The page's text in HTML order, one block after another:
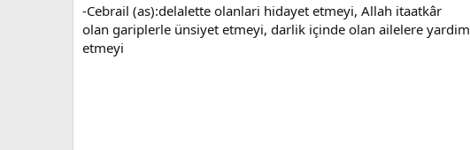
-Cebrail (as):delalette olanlari hidayet etmeyi, Allah itaatkâr
olan gariplerle ünsiyet etmeyi, darlik içinde olan ailelere yardim
etmeyi